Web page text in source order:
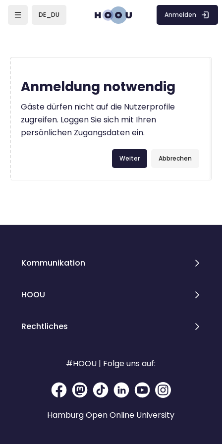
DE_DU Anmelden
Anmeldung notwendig
Gäste dürfen nicht auf die Nutzerprofile
zugreifen. Loggen Sie sich mit Ihren
persönlichen Zugangsdaten ein.
Abbrechen
Weiter
Kommunikation
HOOU
Rechtliches
#HOOU | Folge uns auf:
Hamburg Open Online University